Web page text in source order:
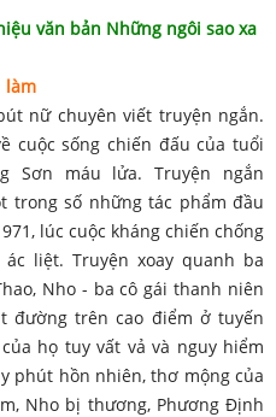
văn bản Những ngôi sao xa
làm
nữ chuyên viết truyện ngắn.
cuộc sống chiến đấu của tuổi
Sơn máu lửa. Truyện ngắn
trong số những tác phẩm đầu
lúc cuộc kháng chiến chống
liệt. Truyện xoay quanh ba
Nho - ba cô gái thanh niên
đường trên cao điểm ở tuyến
họ tuy vất vả và nguy hiểm
phút hồn nhiên, thơ mộng của
Nho bị thương, Phương Định